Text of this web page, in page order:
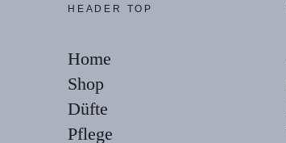
HEADER TOP
Home
Shop
Düfte
Pflege